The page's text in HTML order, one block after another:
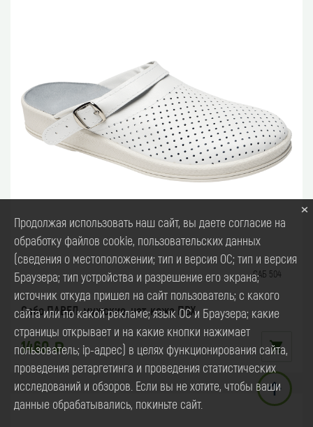
САБ 504
Сабо ПАВЕЛ, мужские, нат. кожа ПВХ
1460
×
Продолжая использовать наш сайт, вы даете согласие на
обработку файлов cookie, пользовательских данных
(сведения о местоположении; тип и версия ОС; тип и версия
Браузера; тип устройства и разрешение его экрана;
источник откуда пришел на сайт пользователь; с какого
сайта или по какой рекламе; язык ОС и Браузера; какие
страницы открывает и на какие кнопки нажимает
пользователь; ip-адрес) в целях функционирования сайта,
проведения ретаргетинга и проведения статистических
исследований и обзоров. Если вы не хотите, чтобы ваши
данные обрабатывались, покиньте сайт.